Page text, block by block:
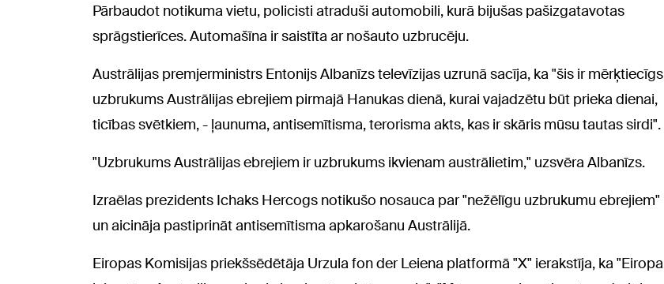
Pārbaudot notikuma vietu, policisti atraduši automobili, kurā bijušas pašizgatavotas
sprāgstierīces. Automašīna ir saistīta ar nošauto uzbrucēju.
Austrālijas premjerministrs Entonijs Albanīzs televīzijas uzrunā sacīja, ka "šis ir mērķtiecīgs
uzbrukums Austrālijas ebrejiem pirmajā Hanukas dienā, kurai vajadzētu būt prieka dienai,
ticības svētkiem, - ļaunuma, antisemītisma, terorisma akts, kas ir skāris mūsu tautas sirdi".
"Uzbrukums Austrālijas ebrejiem ir uzbrukums ikvienam austrālietim," uzsvēra Albanīzs.
Izraēlas prezidents Ichaks Hercogs notikušo nosauca par "nežēlīgu uzbrukumu ebrejiem"
un aicināja pastiprināt antisemītisma apkarošanu Austrālijā.
Eiropas Komisijas priekšsēdētāja Urzula fon der Leiena platformā "X" ierakstīja, ka "Eiropa